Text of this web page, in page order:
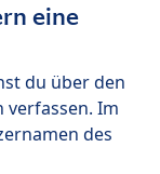
eine
du über den
verfassen. Im
des